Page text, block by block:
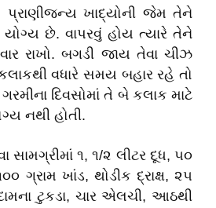
ખાદ્યોની જેમ તેને
છે. વાપરવું હોય ત્યારે તેને
વાર રાખો. બગડી જાય તેવા ચીઝ
વધારે સમય બહાર રહે તો
ગરમીના દિવસોમાં તે બે કલાક માટે
નથી હોતી.
સામગ્રીમાં ૧, ૧/૨ લીટર દૂધ, ૫૦
ગ્રામ ખાંડ, થોડીક દ્રાક્ષ, ૨૫
ટુકડા, ચાર એલચી, આઠથી